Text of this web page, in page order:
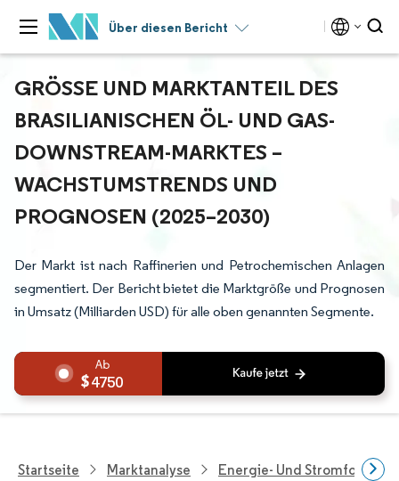
Über diesen Bericht
GRÖSSE UND MARKTANTEIL DES B
RASILIANISCHEN ÖL- UND GAS-D
OWNSTREAM-MARKTES – W
ACHSTUMSTRENDS UND P
ROGNOSEN (2025–2030)
Der Markt ist nach Raffinerien und Petrochemischen Anlagen
segmentiert. Der Bericht bietet die Marktgröße und Prognosen
in Umsatz (Milliarden USD) für alle oben genannten Segmente.
4750
Startseite Marktanalyse Energie- Und